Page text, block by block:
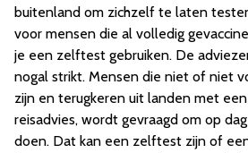
buitenland om zichzelf te laten
voor mensen die al volledig
je een zelftest gebruiken. De
nogal strikt. Mensen die niet of niet
zijn en terugkeren uit landen met
reisadvies, wordt gevraagd om op
doen. Dat kan een zelftest zijn of